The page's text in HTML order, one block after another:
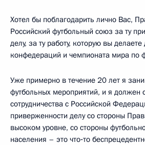
Хотел бы поблагодарить лично Вас,
Российский футбольный союз за ту
делу, за ту работу, которую вы
конфедераций и чемпионата мира по
Уже примерно в течение 20 лет я
футбольных мероприятий, и я должен
сотрудничества с Российской
приверженности делу со стороны
высоком уровне, со стороны
населения – это что‑то